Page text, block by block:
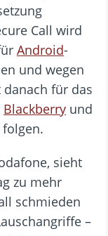
Call wird
Android-
und wegen
für das
Blackberry und
sieht
zu mehr
schmieden
–